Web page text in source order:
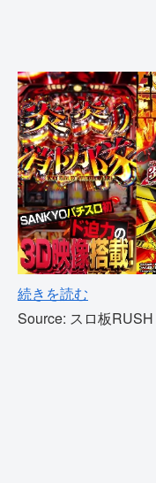
続きを読む
Source: スロ板RUSH